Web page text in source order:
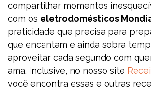
compartilhar momentos
com os eletrodomésticos
praticidade que precisa para
que encantam e ainda sobra
aproveitar cada segundo com
ama. Inclusive, no nosso site
você encontra essas e outras